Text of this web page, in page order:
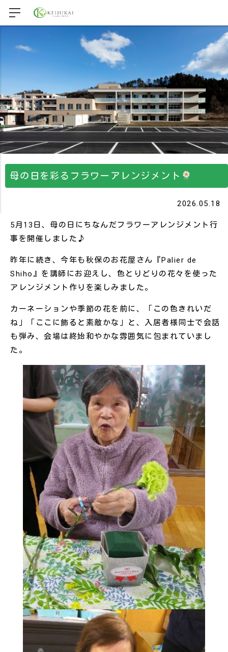
母の日を彩るフラワーアレンジメント
2026.05.18
5月13日、母の日にちなんだフラワーアレンジメント行
事を開催しました♪
昨年に続き、今年も秋保のお花屋さん『Palier de
Shiho』を講師にお迎えし、色とりどりの花々を使った
アレンジメント作りを楽しみました。
カーネーションや季節の花を前に、「この色きれいだ
ね」「ここに飾ると素敵かな」と、入居者様同士で会話
も弾み、会場は終始和やかな雰囲気に包まれていまし
た。